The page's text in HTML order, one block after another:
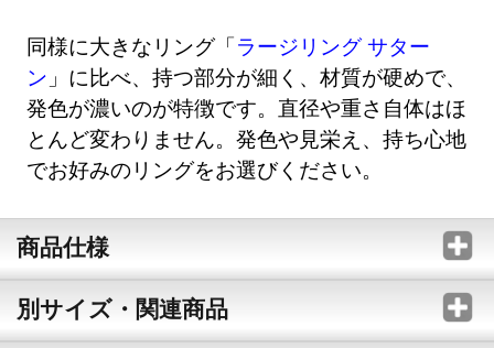
同様に大きなリング「ラージリング サター
ン 」に比べ、持つ部分が細く、材質が硬めで、
発色が濃いのが特徴です。直径や重さ自体はほ
とんど変わりません。発色や見栄え、持ち心地
でお好みのリングをお選びください。
商品仕様
別サイズ・関連商品